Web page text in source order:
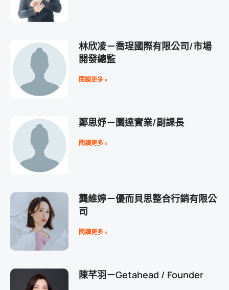
林欣凌－喬珵國際有限公司/市場
開發總監
閱讀更多 »
鄭思妤－圜達實業/副課長
閱讀更多 »
龔維婷－優而貝思整合行銷有限公
司
閱讀更多 »
陳芊羽－Getahead / Founder